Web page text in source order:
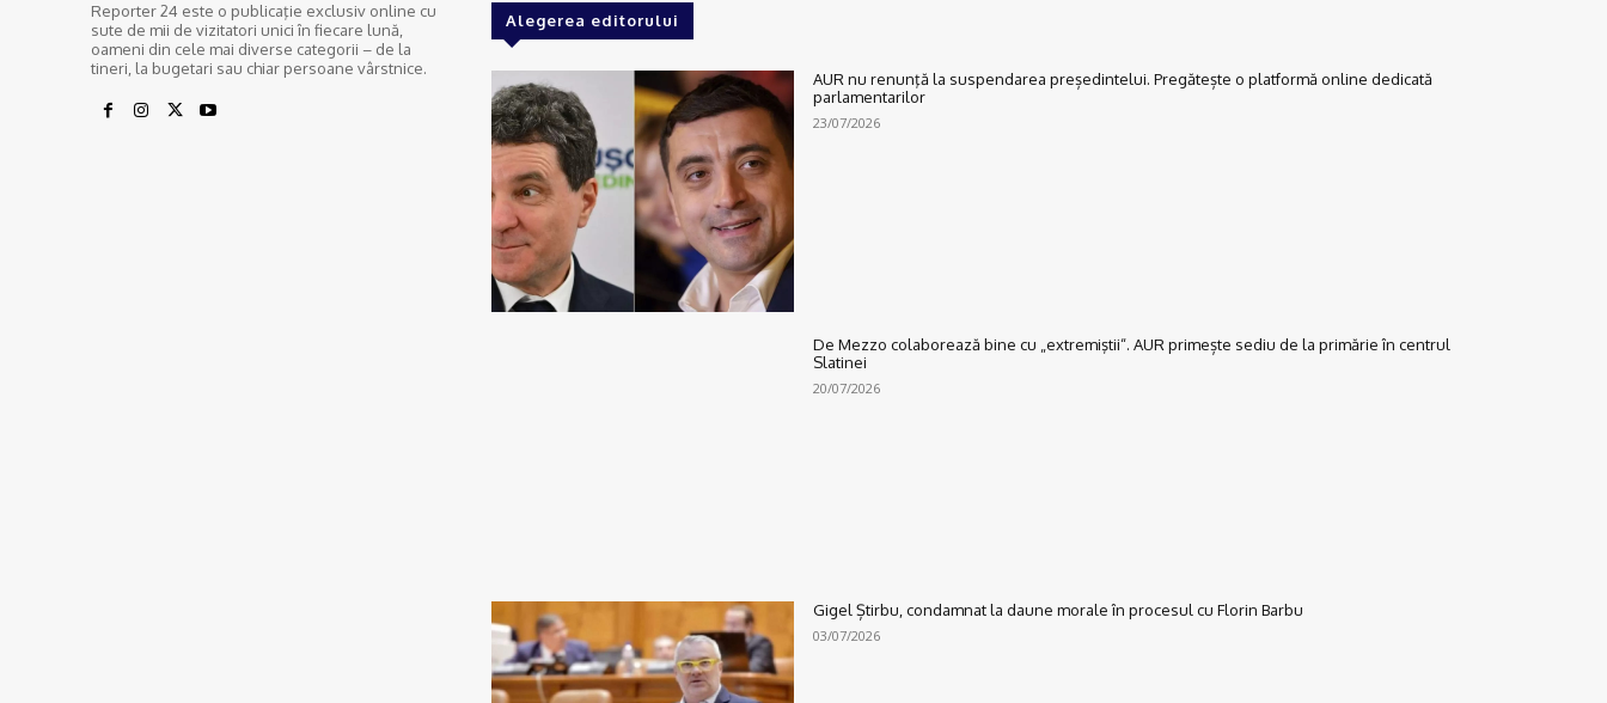
Reporter 24 este o publicaţie exclusiv online cu
sute de mii de vizitatori unici în fiecare lună,
oameni din cele mai diverse categorii – de la
tineri, la bugetari sau chiar persoane vârstnice.
Alegerea editorului
AUR nu renunţă la suspendarea președintelui. Pregătește o platformă online dedicată
parlamentarilor
23/07/2026
De Mezzo colaborează bine cu „extremiştii“. AUR primește sediu de la primărie în centrul
Slatinei
20/07/2026
Gigel Știrbu, condamnat la daune morale în procesul cu Florin Barbu
03/07/2026